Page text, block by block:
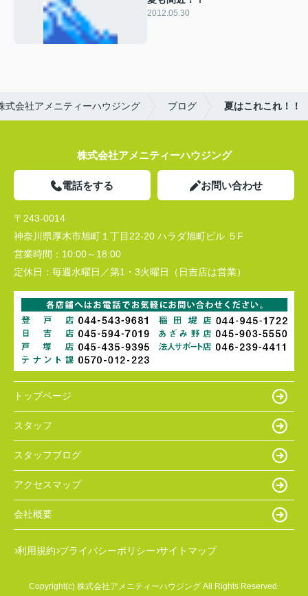
2012.05.30
式会社アメニティーハウジング ブログ 夏はこれこれ！！
株式会社アメニティーハウジング
電話をする お問い合わせ
〒243-0014
神奈川県厚木市旭町１丁目22-20 ハラダ旭町ビル ５F
営業時間： 10:00～18:00
定休日： 毎週水曜日／第1・3火曜日（日吉店は営業）
トップページ
スタッフ
スタッフブログ
アクセスマップ
会社概要
利用規約 プライバシーポリシー サイトマップ
Copyright(c) 株式会社アメニティーハウジング All Rights Reserved.